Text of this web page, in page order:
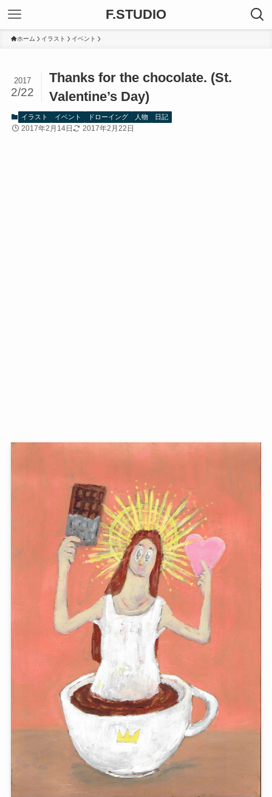
F.STUDIO
ホーム イラスト イベント
Thanks for the chocolate. (St.
Valentine’s Day)
2017
2/22
イラスト イベント ドローイング 人物 日記
2017年2月14日 2017年2月22日